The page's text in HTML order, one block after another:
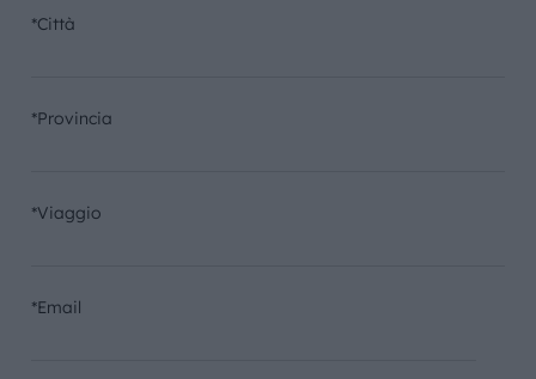
*Città
*Provincia
*Viaggio
*Email